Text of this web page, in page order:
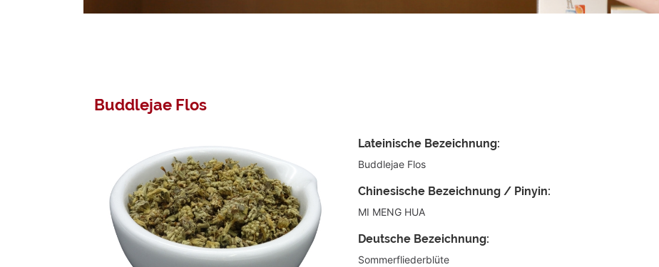
Buddlejae Flos
Lateinische Bezeichnung:
Buddlejae Flos
Chinesische Bezeichnung / Pinyin:
MI MENG HUA
Deutsche Bezeichnung:
Sommerfliederblüte